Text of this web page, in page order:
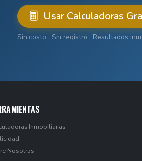
Usar Calculadoras
Sin costo · Sin registro · Resultados
Inmobiliarias
Nosotros